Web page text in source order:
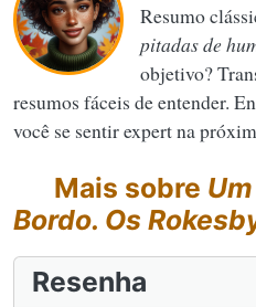
Resumo
pitadas de
objetivo?
resumos fáceis de entender.
você se sentir expert na
Mais sobre
Bordo. Os
Resenha